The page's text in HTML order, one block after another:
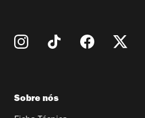
Sobre nós